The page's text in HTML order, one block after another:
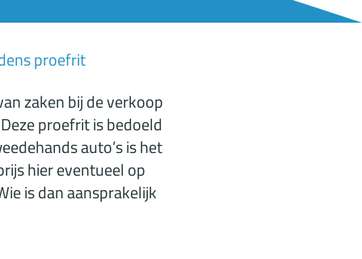
proefrit
zaken bij de verkoop
proefrit is bedoeld
auto’s is het
hier eventueel op
is dan aansprakelijk